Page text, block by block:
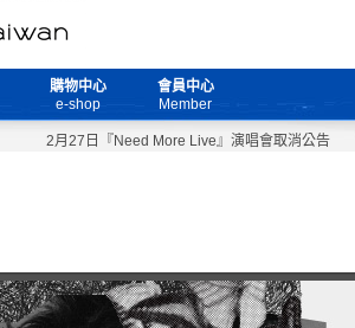
購物中心
e-shop
會員中心
Member
2月27日『Need More Live』演唱會取消公告